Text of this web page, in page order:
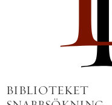
BIBLIOTEKET